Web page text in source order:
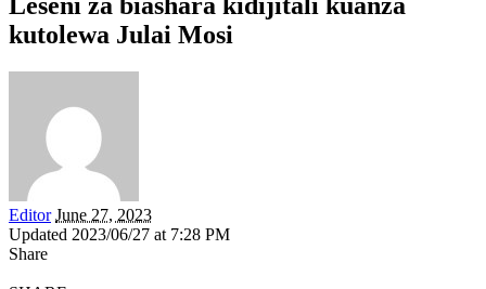
kutolewa Julai Mosi
Editor June 27, 2023
Updated 2023/06/27 at 7:28 PM
Share